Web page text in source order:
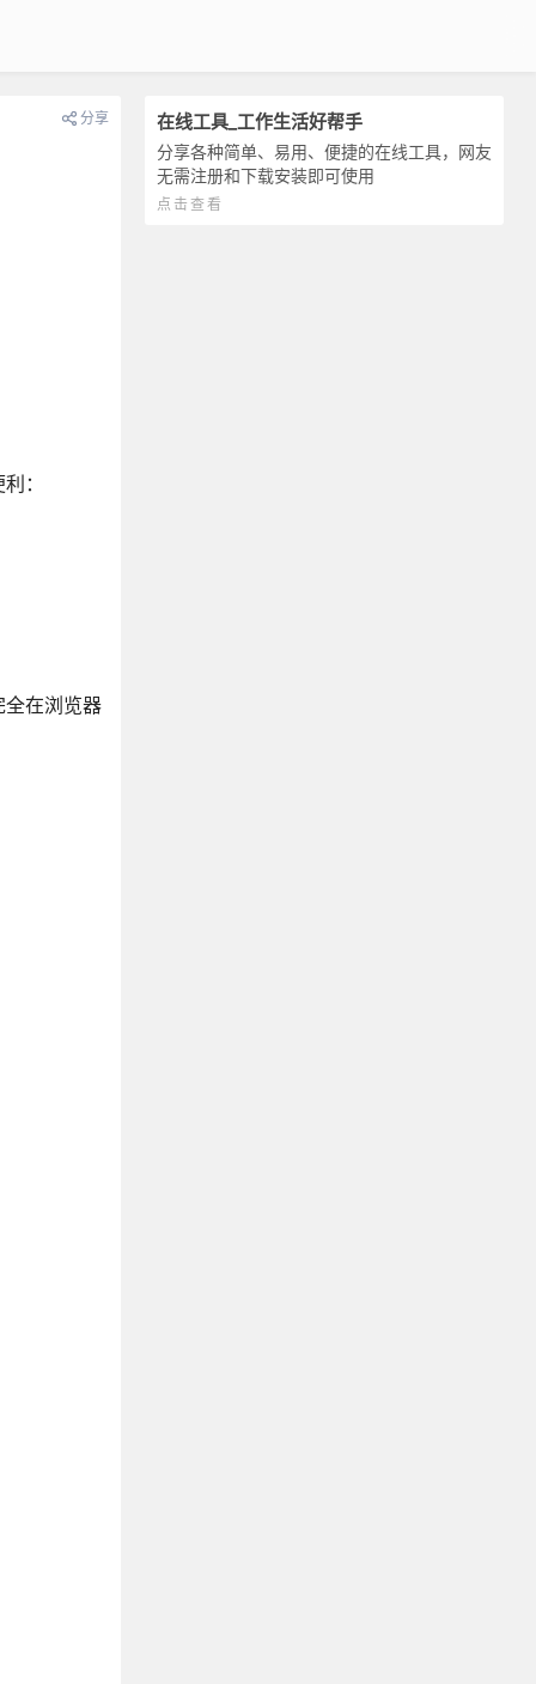
在线工具_工作生活好帮手
分享各种简单、易用、便捷的在线工具，网友
无需注册和下载安装即可使用
点击查看
分享
：
在浏览器